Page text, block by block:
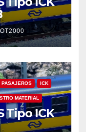
PASAJEROS ICK
MATERIAL
Tipo ICK